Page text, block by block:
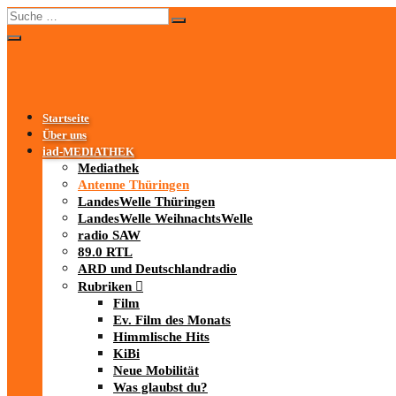
Startseite
Über uns
iad-MEDIATHEK
Mediathek
Antenne Thüringen
LandesWelle Thüringen
LandesWelle WeihnachtsWelle
radio SAW
89.0 RTL
ARD und Deutschlandradio
Rubriken
Film
Ev. Film des Monats
Himmlische Hits
KiBi
Neue Mobilität
Was glaubst du?